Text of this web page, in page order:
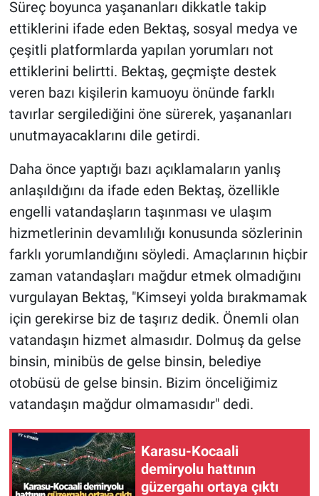
Süreç boyunca yaşananları dikkatle takip
ettiklerini ifade eden Bektaş, sosyal medya ve
çeşitli platformlarda yapılan yorumları not
ettiklerini belirtti. Bektaş, geçmişte destek
veren bazı kişilerin kamuoyu önünde farklı
tavırlar sergilediğini öne sürerek, yaşananları
unutmayacaklarını dile getirdi.
Daha önce yaptığı bazı açıklamaların yanlış
anlaşıldığını da ifade eden Bektaş, özellikle
engelli vatandaşların taşınması ve ulaşım
hizmetlerinin devamlılığı konusunda sözlerinin
farklı yorumlandığını söyledi. Amaçlarının hiçbir
zaman vatandaşları mağdur etmek olmadığını
vurgulayan Bektaş, "Kimseyi yolda bırakmamak
için gerekirse biz de taşırız dedik. Önemli olan
vatandaşın hizmet almasıdır. Dolmuş da gelse
binsin, minibüs de gelse binsin, belediye
otobüsü de gelse binsin. Bizim önceliğimiz
vatandaşın mağdur olmamasıdır" dedi.
Karasu-Kocaali
demiryolu hattının
güzergahı ortaya çıktı